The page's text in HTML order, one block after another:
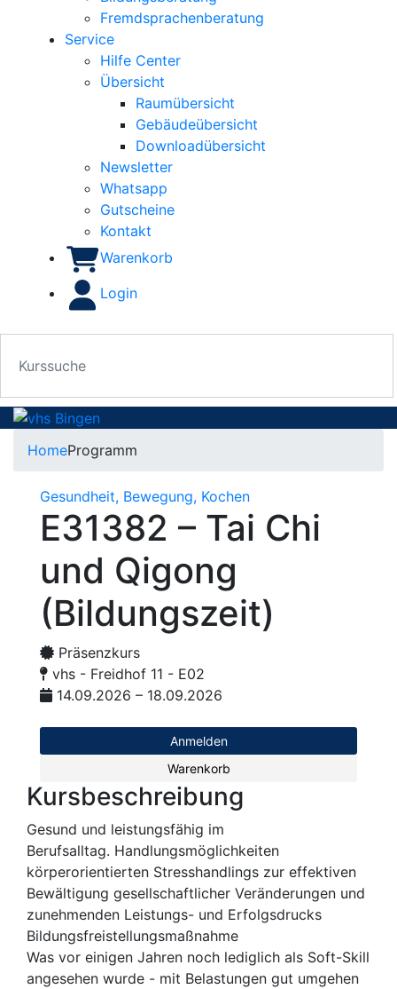
Fremdsprachenberatung
Service
Hilfe Center
Übersicht
Raumübersicht
Gebäudeübersicht
Downloadübersicht
Newsletter
Whatsapp
Gutscheine
Kontakt
Warenkorb
Login
HomeProgramm
Gesundheit, Bewegung, Kochen
E31382 – Tai Chi
und Qigong
(Bildungszeit)
Präsenzkurs
vhs - Freidhof 11 - E02
14.09.2026 – 18.09.2026
Anmelden
Warenkorb
Kursbeschreibung
Gesund und leistungsfähig im
Berufsalltag. Handlungsmöglichkeiten
körperorientierten Stresshandlings zur effektiven
Bewältigung gesellschaftlicher Veränderungen und
zunehmenden Leistungs- und Erfolgsdrucks
Bildungsfreistellungsmaßnahme
Was vor einigen Jahren noch ledig­lich als Soft-Skill
angesehen wurde - mit Be­lastungen gut umgehen